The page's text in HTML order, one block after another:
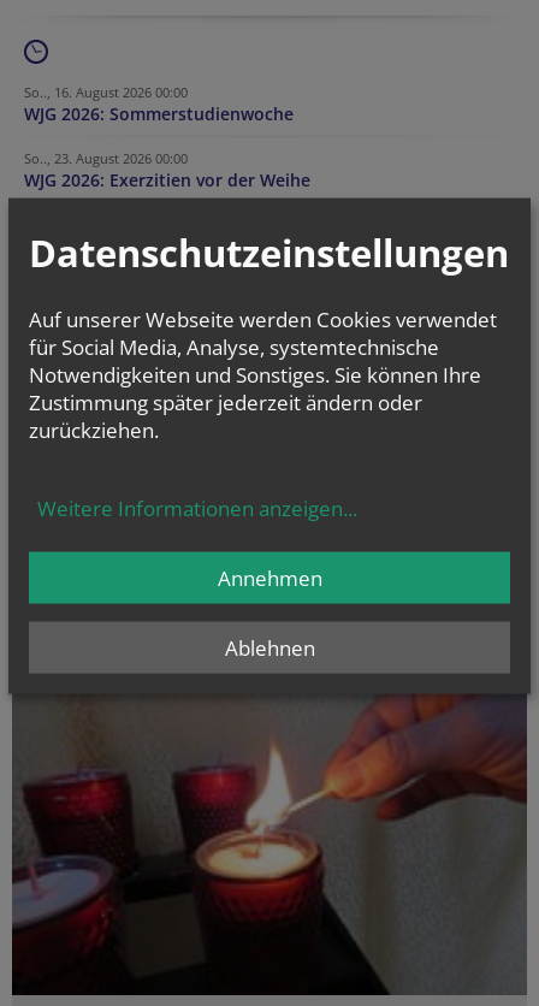
So.., 16. August 2026 00:00
WJG 2026: Sommerstudienwoche
So.., 23. August 2026 00:00
WJG 2026: Exerzitien vor der Weihe
WJG 2026: Liturgische Einübung 2
50 Jahre Ständiger Diakonat in der Erzdiözese Wien
Datenschutzeinstellungen
Auf unserer Webseite werden Cookies verwendet
für Social Media, Analyse, systemtechnische
Notwendigkeiten und Sonstiges. Sie können Ihre
Zustimmung später jederzeit ändern oder
zurückziehen.
Weitere Informationen anzeigen...
Ablehnen
Annehmen